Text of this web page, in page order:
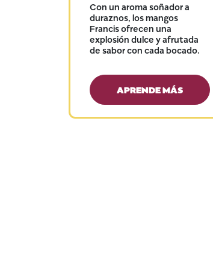
Con un aroma soñador a
duraznos, los mangos
Francis ofrecen una
explosión dulce y afrutada
de sabor con cada bocado.
APRENDE MÁS